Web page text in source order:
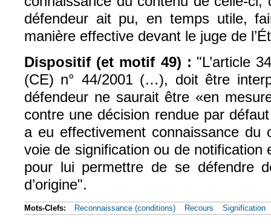
défendeur ait pu, en temps utile,
manière effective devant le juge de
Dispositif (et motif 49) : "L’article
(CE) n° 44/2001 (…), doit être
défendeur ne saurait être «en
contre une décision rendue par
a eu effectivement connaissance du
voie de signification ou de notification
pour lui permettre de se défendre
d’origine".
Mots-Clefs: Reconnaissance (conditions) Recours Signification